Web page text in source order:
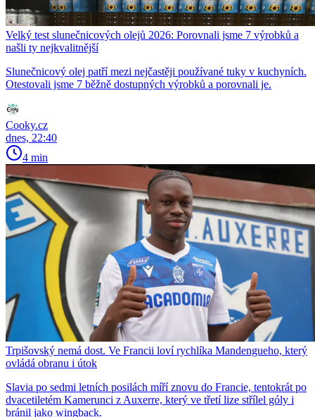
Velký test slunečnicových olejů 2026: Porovnali jsme 7 výrobků a
našli ty nejkvalitnější
Slunečnicový olej patří mezi nejčastěji používané tuky v kuchyních.
Otestovali jsme 7 běžně dostupných výrobků a porovnali je.
Cooky.cz
dnes, 22:40
4 min
Trpišovský nemá dost. Ve Francii loví rychlíka Mandengueho, který
ovládá obranu i útok
Slavia po sedmi letních posilách míří znovu do Francie, tentokrát po
dvacetiletém Kamerunci z Auxerre, který ve třetí lize střílel góly i
bránil jako wingback.